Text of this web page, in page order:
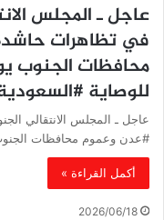
عاجل ـ المجلس
في تظاهرات
محافظات الجنوب
للوصاية
عاجل ـ المجلس الانتقالي
#عدن وعموم محافظات
أكمل القراءة »
2026/06/18